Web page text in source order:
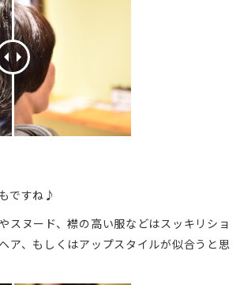
ですね♪
スヌード、襟の高い服などはスッキリショ
ア、もしくはアップスタイルが似合うと思